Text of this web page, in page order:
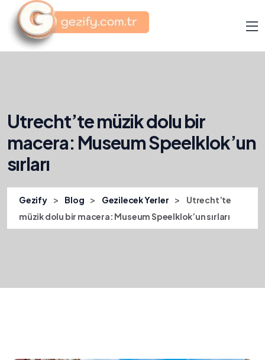
Utrecht’te müzik dolu bir
macera: Museum Speelklok’un
sırları
Gezify > Blog > Gezilecek Yerler >
Utrecht’te
müzik dolu bir macera: Museum Speelklok’un sırları